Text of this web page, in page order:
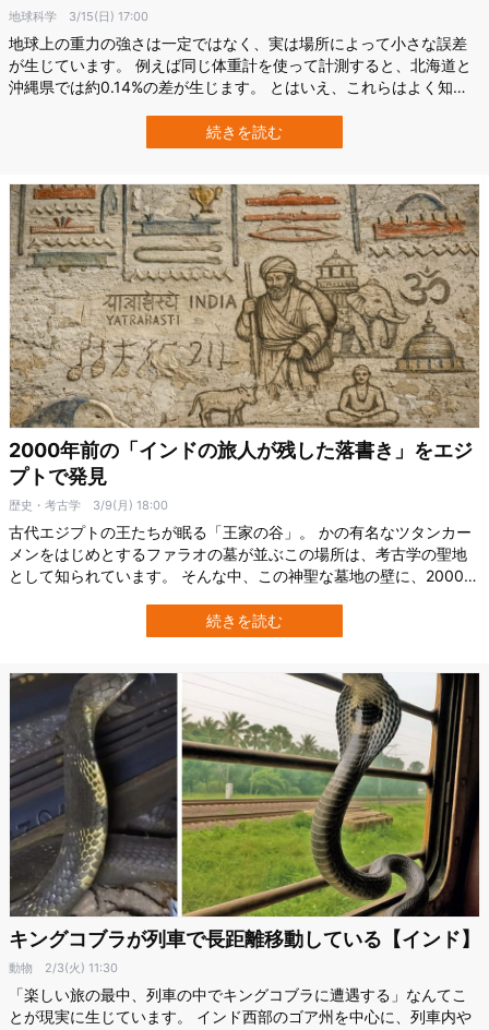
地球科学 3/15(日) 17:00
地球上の重力の強さは一定ではなく、実は場所によって小さな誤差
が生じています。 例えば同じ体重計を使って計測すると、北海道と
沖縄県では約0.14%の差が生じます。 とはいえ、これらはよく知ら
説明できます。 しかし地球上には、科学者たちが未だ理解できてい
ない重力異常が存在します。 それが地球上の他の場所よりもはるか
続きを読む
2000年前の「インドの旅人が残した落書き」をエジ
プトで発見
歴史・考古学 3/9(月) 18:00
古代エジプトの王たちが眠る「王家の谷」。 かの有名なツタンカー
メンをはじめとするファラオの墓が並ぶこの場所は、考古学の聖地
として知られています。 そんな中、この神聖な墓地の壁に、2000年
イス・ローザンヌ大学（University of Lausanne）は最新調査で、王
家の谷の複数の墓から、古代インドの言語による碑文を数十点確
続きを読む
キングコブラが列車で長距離移動している【インド】
動物 2/3(火) 11:30
「楽しい旅の最中、列車の中でキングコブラに遭遇する」なんてこ
とが現実に生じています。 インド西部のゴア州を中心に、列車内や